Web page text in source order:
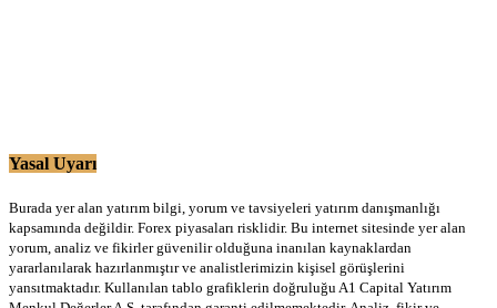
Yasal Uyarı
Burada yer alan yatırım bilgi, yorum ve tavsiyeleri yatırım danışmanlığı
kapsamında değildir. Forex piyasaları risklidir. Bu internet sitesinde yer alan
yorum, analiz ve fikirler güvenilir olduğuna inanılan kaynaklardan
yararlanılarak hazırlanmıştır ve analistlerimizin kişisel görüşlerini
yansıtmaktadır. Kullanılan tablo grafiklerin doğruluğu A1 Capital Yatırım